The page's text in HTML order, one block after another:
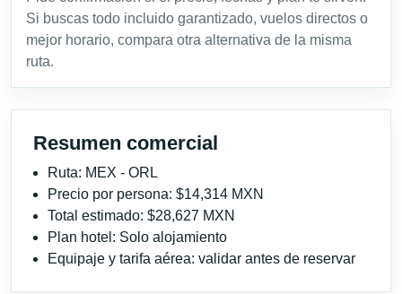
Si buscas todo incluido garantizado, vuelos directos o
mejor horario, compara otra alternativa de la misma
ruta.
Resumen comercial
Ruta: MEX - ORL
Precio por persona: $14,314 MXN
Total estimado: $28,627 MXN
Plan hotel: Solo alojamiento
Equipaje y tarifa aérea: validar antes de reservar